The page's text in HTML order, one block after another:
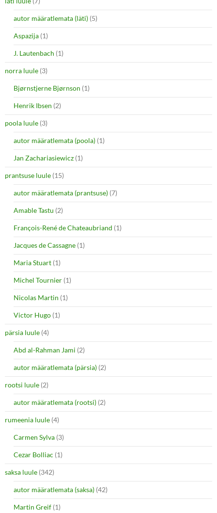
autor määratlemata (läti) (5)
Aspazija (1)
J. Lautenbach (1)
norra luule (3)
Bjørnstjerne Bjørnson (1)
Henrik Ibsen (2)
poola luule (3)
autor määratlemata (poola) (1)
Jan Zachariasiewicz (1)
prantsuse luule (15)
autor määratlemata (prantsuse) (7)
Amable Tastu (2)
François-René de Chateaubriand (1)
Jacques de Cassagne (1)
Maria Stuart (1)
Michel Tournier (1)
Nicolas Martin (1)
Victor Hugo (1)
pärsia luule (4)
Abd al-Rahman Jami (2)
autor määratlemata (pärsia) (2)
rootsi luule (2)
autor määratlemata (rootsi) (2)
rumeenia luule (4)
Carmen Sylva (3)
Cezar Bolliac (1)
saksa luule (342)
autor määratlemata (saksa) (42)
Martin Greif (1)